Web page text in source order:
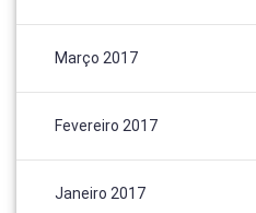
Março 2017
Fevereiro 2017
Janeiro 2017